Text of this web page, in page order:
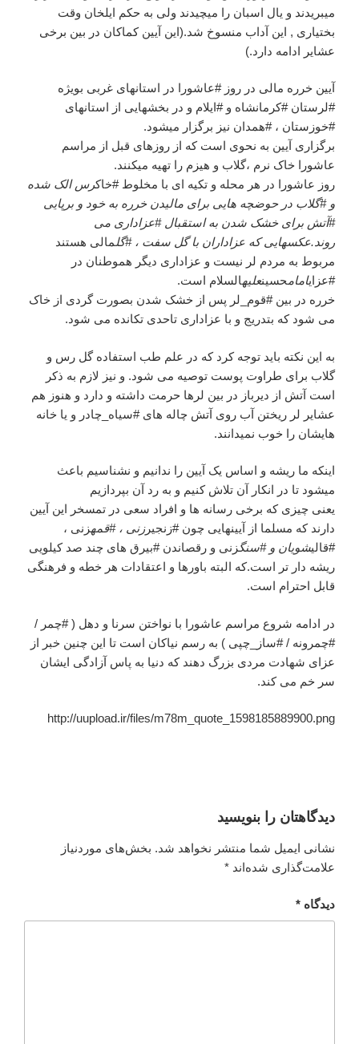
میبریدند و یال اسبان را میچیدند ولی به حکم ایلخان وقت
بختیاری , این آداب منسوخ شد.(این آیین کماکان در بین برخی
عشایر ادامه دارد.)
آیین خرره مالی در روز #عاشورا در استانهای غربی بویژه
#لرستان #کرمانشاه و #ایلام و در بخشهایی از استانهای
#خوزستان ، #همدان نیز برگزار میشود.
برگزاری آیین به نحوی است که از روزهای قبل از مراسم
عاشورا خاک نرم ،گلاب و هیزم را تهیه میکنند.
روز عاشورا در هر محله و تکیه ای با مخلوط #خاکرس الک شده
و #گلاب در حوضچه هایی برای مالیدن خرره به خود و برپایی
#آتش برای خشک شدن به استقبال #عزاداری می
روند.عکسهایی که عزاداران با گل سفت ، #گلمالی هستند
مربوط به مردم لر نیست و عزاداری دیگر هموطنان در
#عزایامامحسینعلیهالسلام است.
خرره در بین #قوم_لر پس از خشک شدن بصورت گردی از خاک
می شود که بتدریج و با عزاداری تاحدی تکانده می شود.
به این نکته باید توجه کرد که در علم طب استفاده گل رس و
گلاب برای طراوت پوست توصیه می شود. و نیز لازم به ذکر
است آتش از دیرباز در بین لرها حرمت داشته و دارد و هنوز هم
عشایر لر ریختن آب روی آتش چاله های #سیاه_چادر و یا خانه
هایشان را خوب نمیدانند.
اینکه ما ریشه و اساس یک آیین را ندانیم و نشناسیم باعث
میشود تا در انکار آن تلاش کنیم و به رد آن بپردازیم
یعنی چیزی که برخی رسانه ها و افراد سعی در تمسخر این آیین
دارند که مسلما از آیینهایی چون #زنجیرزنی ، #قمهزنی ،
#قالیشویان و #سنگزنی و رقصاندن #بیرق های چند صد کیلویی
ریشه دار تر است.که البته باورها و اعتقادات هر خطه و فرهنگی
قابل احترام است.
در ادامه شروع مراسم عاشورا با نواختن سرنا و دهل ( #چمر /
#چمرونه / #ساز_چپی ) به رسم نیاکان است تا این چنین خبر از
عزای شهادت مردی بزرگ دهند که دنیا به پاس آزادگی ایشان
سر خم می کند.
http://uupload.ir/files/m78m_quote_1598185889900.png
دیدگاهتان را بنویسید
نشانی ایمیل شما منتشر نخواهد شد. بخش‌های موردنیاز
علامت‌گذاری شده‌اند *
دیدگاه *